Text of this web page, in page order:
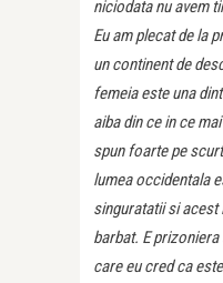
niciodata nu avem
Eu am plecat de la
un continent de
femeia este una
aiba din ce in ce
spun foarte pe
lumea occidentala
singuratatii si acest
barbat. E
care eu cred ca